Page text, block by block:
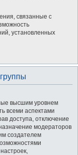
связанные с
установленных
высшим уровнем
всеми аспектами
доступа, отключение
модераторов
создателем